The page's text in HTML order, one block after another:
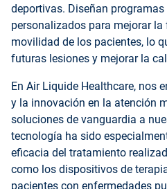
deportivas. Diseñan programas
personalizados para mejorar
movilidad de los pacientes, lo
futuras lesiones y mejorar la
En Air Liquide Healthcare, nos
y la innovación en la atención
soluciones de vanguardia a
tecnología ha sido
eficacia del tratamiento
como los dispositivos de
pacientes con enfermedades